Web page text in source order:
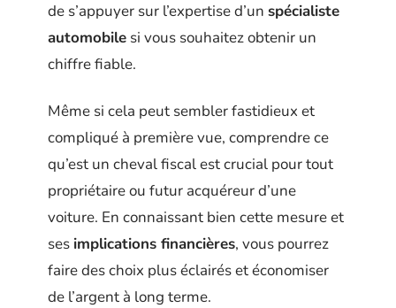
de s’appuyer sur l’expertise d’un spécialiste
automobile si vous souhaitez obtenir un
chiffre fiable.
Même si cela peut sembler fastidieux et
compliqué à première vue, comprendre ce
qu’est un cheval fiscal est crucial pour tout
propriétaire ou futur acquéreur d’une
voiture. En connaissant bien cette mesure et
ses implications financières, vous pourrez
faire des choix plus éclairés et économiser
de l’argent à long terme.